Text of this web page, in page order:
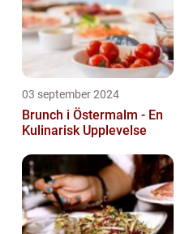
03 september 2024
Brunch i Östermalm - En
Kulinarisk Upplevelse